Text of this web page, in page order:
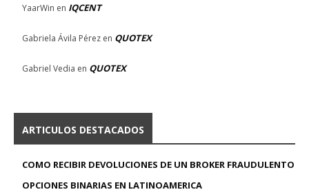
YaarWin en IQCENT
Gabriela Ávila Pérez en QUOTEX
Gabriel Vedia en QUOTEX
ARTICULOS DESTACADOS
COMO RECIBIR DEVOLUCIONES DE UN BROKER FRAUDULENTO
OPCIONES BINARIAS EN LATINOAMERICA